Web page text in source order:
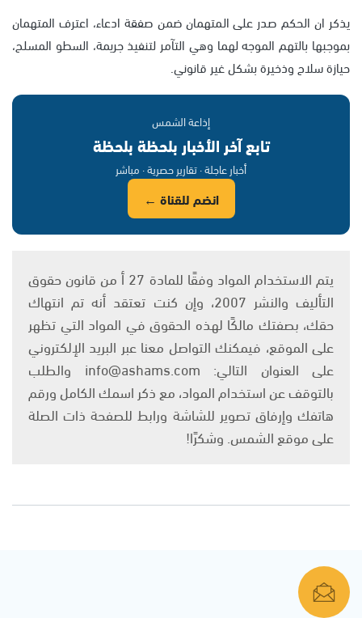
يذكر ان الحكم صدر على المتهمان ضمن صفقة ادعاء، اعترف المتهمان
بموجبها بالتهم الموجه لهما وهي التآمر لتنفيذ جريمة، السطو المسلح،
حيازة سلاح وذخيرة بشكل غير قانوني.
إذاعة الشمس
تابع آخر الأخبار بلحظة بلحظة
أخبار عاجلة · تقارير حصرية · مباشر
انضم للقناة ←
يتم الاستخدام المواد وفقًا للمادة 27 أ من قانون حقوق
التأليف والنشر 2007، وإن كنت تعتقد أنه تم انتهاك
حقك، بصفتك مالكًا لهذه الحقوق في المواد التي تظهر
على الموقع، فيمكنك التواصل معنا عبر البريد الإلكتروني
على العنوان التالي: info@ashams.com والطلب
بالتوقف عن استخدام المواد، مع ذكر اسمك الكامل ورقم
هاتفك وإرفاق تصوير للشاشة ورابط للصفحة ذات الصلة
على موقع الشمس. وشكرًا!